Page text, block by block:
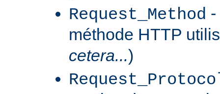
Request_Method
méthode HTTP
cetera...)